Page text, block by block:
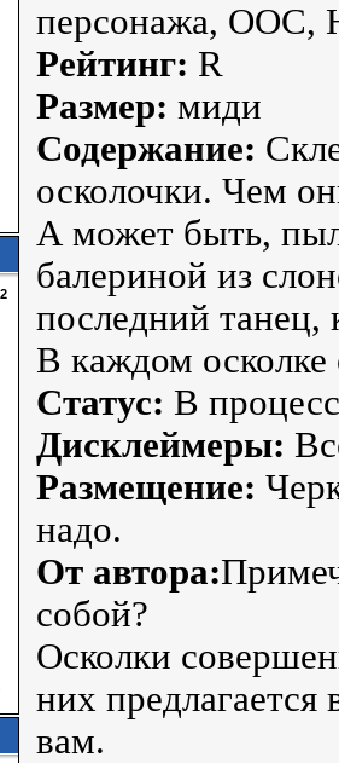
персонажа, OOC,
Рейтинг: R
Размер: миди
Содержание:
осколочки. Чем
А может быть,
балериной из
последний танец,
В каждом осколке
Статус: В
Дисклеймеры:
Размещение:
надо.
От автора:
собой?
Осколки
них предлагается
вам.